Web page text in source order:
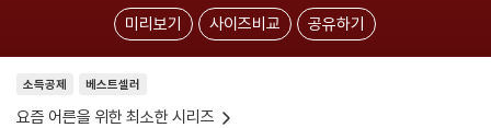
미리보기 사이즈비교 공유하기
소득공제 베스트셀러
요즘 어른을 위한 최소한 시리즈